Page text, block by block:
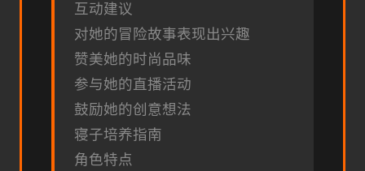
互动建议
对她的冒险故事表现出兴趣
赞美她的时尚品味
参与她的直播活动
鼓励她的创意想法
寝子培养指南
角色特点